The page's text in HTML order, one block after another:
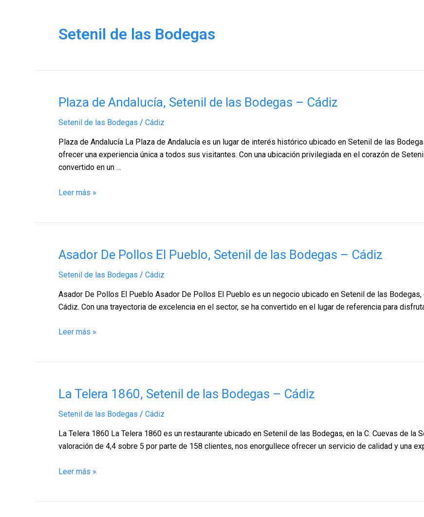
Setenil de las Bodegas
Plaza de Andalucía, Setenil de las Bodegas – Cádiz
Setenil de las Bodegas / Cádiz
Plaza de Andalucía La Plaza de Andalucía es un lugar de interés histórico ubicado en Setenil de las
ofrecer una experiencia única a todos sus visitantes. Con una ubicación privilegiada en el corazón de
convertido en un …
Plaza
Andalucía,
Setenil
de
–Leer más »
Asador De Pollos El Pueblo, Setenil de las Bodegas – Cádiz
Setenil de las Bodegas / Cádiz
Asador De Pollos El Pueblo Asador De Pollos El Pueblo es un negocio ubicado en Setenil de las Bodegas,
Cádiz. Con una trayectoria de excelencia en el sector, se ha convertido en el lugar de referencia para
Asador
Pollos
El
Pueblo,
deLeer más »
La Telera 1860, Setenil de las Bodegas – Cádiz
Setenil de las Bodegas / Cádiz
La Telera 1860 La Telera 1860 es un restaurante ubicado en Setenil de las Bodegas, en la C. Cuevas de la
valoración de 4,4 sobre 5 por parte de 158 clientes, nos enorgullece ofrecer un servicio de calidad y una
La
1860,
Setenil
Bodegas
Leer más »